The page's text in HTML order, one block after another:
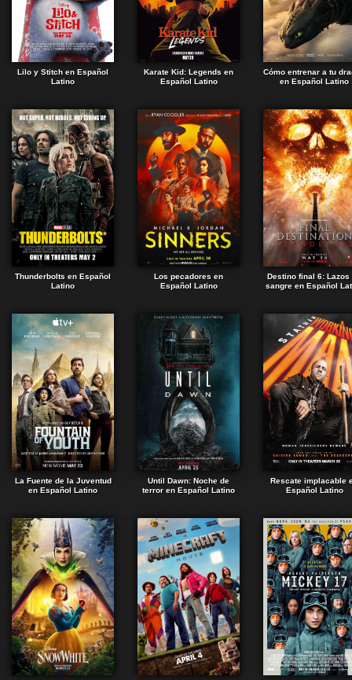
Lilo y Stitch en Español
Latino
Karate Kid: Legends en
Español Latino
Cómo entrenar a tu
en Español Latino
Thunderbolts en Español
Latino
Los pecadores en
Español Latino
Destino final 6: Lazos
sangre en Español
La Fuente de la Juventud
en Español Latino
Until Dawn: Noche de
terror en Español Latino
Rescate implacable
Español Latino